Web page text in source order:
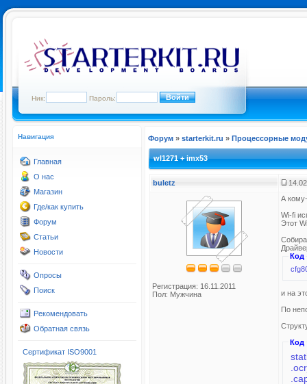
Ник: Пароль:
Навигация
Главная
О нас
Магазин
Где/как купить
Форум
Статьи
Новости
Опросы
Поиск
Рекомендовать
Обратная связь
Сертификат ISO9001
Форум » starterkit.ru » Процессорные
wl1271 + imx53
buletz
Регистрация: 16.11.2011
Пол: Мужчина
А
Wi-fi
Этот
Код
и на
По
Код